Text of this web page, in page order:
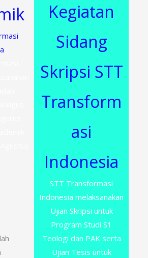
Kegiatan
Sidang
Skripsi STT
Transform
asi
Indonesia
STT Transformasi
Indonesia melaksanakan
Ujian Skripsi untuk
Program Studi S1
Teologi dan PAK serta
Ujian Tesis untuk